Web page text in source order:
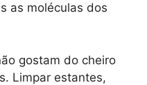
as moléculas dos
gostam do cheiro
Limpar estantes,